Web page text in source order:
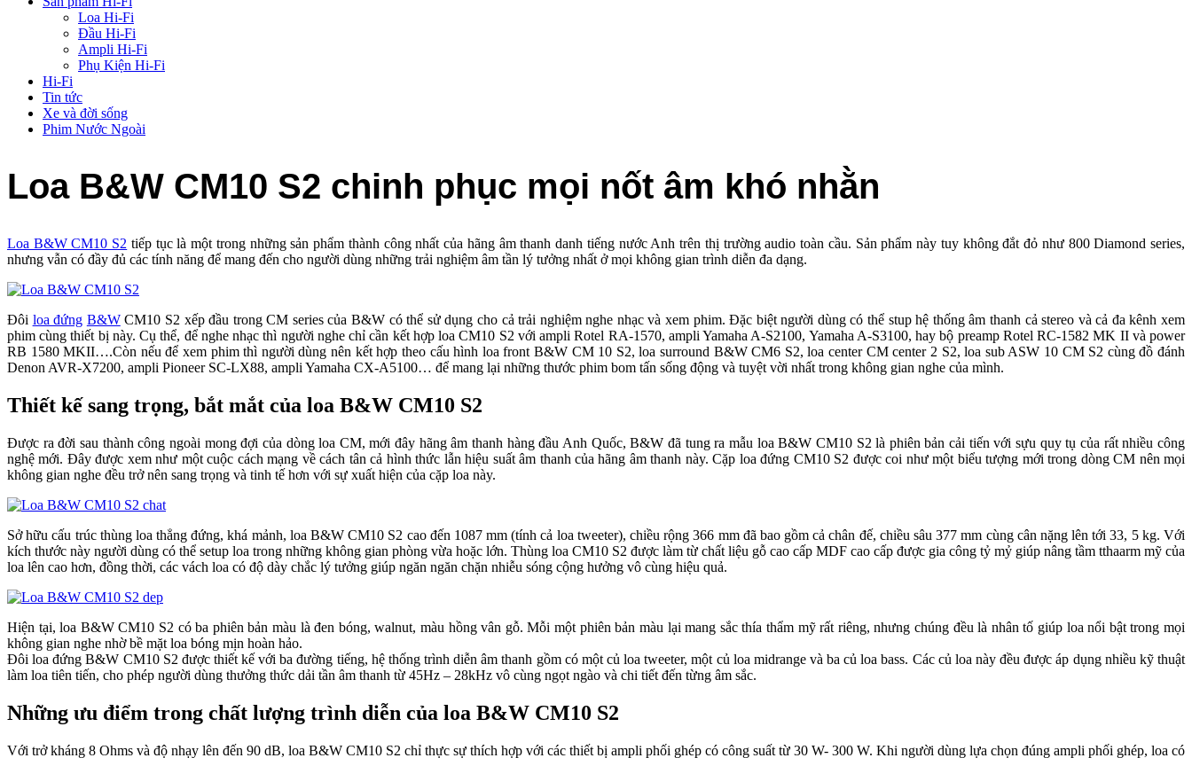
Loa Hi-Fi
Đầu Hi-Fi
Ampli Hi-Fi
Phụ Kiện Hi-Fi
Hi-Fi
Tin tức
Xe và đời sống
Phim Nước Ngoài
Loa B&W CM10 S2 chinh phục mọi nốt âm khó nhằn
Loa B&W CM10 S2 tiếp tục là một trong những sản phẩm thành công nhất của hãng âm thanh danh tiếng nước Anh trên thị trường audio toàn cầu. Sản phẩm này tuy không đắt đỏ như 800 Diamond series,
nhưng vẫn có đầy đủ các tính năng để mang đến cho người dùng những trải nghiệm âm tần lý tưởng nhất ở mọi không gian trình diễn đa dạng.
Đôi loa đứng B&WCM10 S2 xếp đầu trong CM series của B&W có thể sử dụng cho cả trải nghiệm nghe nhạc và xem phim. Đặc biệt người dùng có thể stup hệ thống âm thanh cả stereo và cả đa kênh xem
phim cùng thiết bị này. Cụ thể, để nghe nhạc thì người nghe chỉ cần kết hợp loa CM10 S2 với ampli Rotel RA-1570, ampli Yamaha A-S2100, Yamaha A-S3100, hay bộ preamp Rotel RC-1582 MK II và power
RB 1580 MKII….Còn nếu để xem phim thì người dùng nên kết hợp theo cấu hình loa front B&W CM 10 S2, loa surround B&W CM6 S2, loa center CM center 2 S2, loa sub ASW 10 CM S2 cùng đồ đánh
Denon AVR-X7200, ampli Pioneer SC-LX88, ampli Yamaha CX-A5100… để mang lại những thước phim bom tấn sống động và tuyệt vời nhất trong không gian nghe của mình.
Thiết kế sang trọng, bắt mắt của loa B&W CM10 S2
Được ra đời sau thành công ngoài mong đợi của dòng loa CM, mới đây hãng âm thanh hàng đầu Anh Quốc, B&W đã tung ra mẫu loa B&W CM10 S2 là phiên bản cải tiến với sựu quy tụ của rất nhiều công
nghệ mới. Đây được xem như một cuộc cách mạng về cách tân cả hình thức lẫn hiệu suất âm thanh của hãng âm thanh này. Cặp loa đứng CM10 S2 được coi như một biểu tượng mới trong dòng CM nên mọi
không gian nghe đều trở nên sang trọng và tinh tế hơn với sự xuất hiện của cặp loa này.
Sở hữu cấu trúc thùng loa thẳng đứng, khá mảnh, loa B&W CM10 S2 cao đến 1087 mm (tính cả loa tweeter), chiều rộng 366 mm đã bao gồm cả chân đế, chiều sâu 377 mm cùng cân nặng lên tới 33, 5 kg. Với
kích thước này người dùng có thể setup loa trong những không gian phòng vừa hoặc lớn. Thùng loa CM10 S2 được làm từ chất liệu gỗ cao cấp MDF cao cấp được gia công tỷ mỷ giúp nâng tầm tthaarm mỹ của
loa lên cao hơn, đồng thời, các vách loa có độ dày chắc lý tưởng giúp ngăn ngăn chặn nhiễu sóng cộng hưởng vô cùng hiệu quả.
Hiện tại, loa B&W CM10 S2 có ba phiên bản màu là đen bóng, walnut, màu hồng vân gỗ. Mỗi một phiên bản màu lại mang sắc thía thẩm mỹ rất riêng, nhưng chúng đều là nhân tố giúp loa nổi bật trong mọi
không gian nghe nhờ bề mặt loa bóng mịn hoàn hảo.
Đôi loa đứng B&W CM10 S2 được thiết kế với ba đường tiếng, hệ thống trình diễn âm thanh gồm có một củ loa tweeter, một củ loa midrange và ba củ loa bass. Các củ loa này đều được áp dụng nhiều kỹ thuật
làm loa tiên tiến, cho phép người dùng thưởng thức dải tần âm thanh từ 45Hz – 28kHz vô cùng ngọt ngào và chi tiết đến từng âm sắc.
Những ưu điểm trong chất lượng trình diễn của loa B&W CM10 S2
Với trở kháng 8 Ohms và độ nhạy lên đến 90 dB, loa B&W CM10 S2 chỉ thực sự thích hợp với các thiết bị ampli phối ghép có công suất từ 30 W- 300 W. Khi người dùng lựa chọn đúng ampli phối ghép, loa có